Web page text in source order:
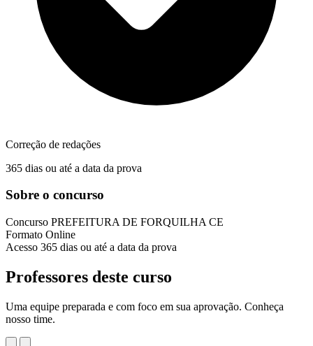
Correção de redações
365 dias ou até a data da prova
Sobre o concurso
Concurso PREFEITURA DE FORQUILHA CE
Formato Online
Acesso 365 dias ou até a data da prova
Professores deste curso
Uma equipe preparada e com foco em sua aprovação. Conheça
nosso time.